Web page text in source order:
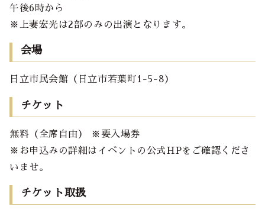
午後6時から
※上妻宏光は2部のみの出演となります。
会場
日立市民会館（日立市若葉町1-5-8）
チケット
無料（全席自由） ※要入場券
※お申込みの詳細はイベントの公式HPをご確認くださ
いませ。
チケット取扱